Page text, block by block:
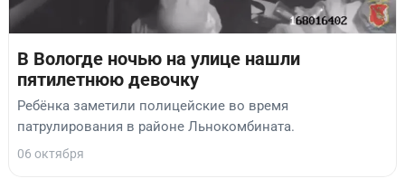
В Вологде ночью на улице нашли
пятилетнюю девочку
Ребёнка заметили полицейские во время
патрулирования в районе Льнокомбината.
06 октября